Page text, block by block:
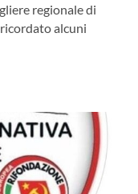
regionale di
alcuni